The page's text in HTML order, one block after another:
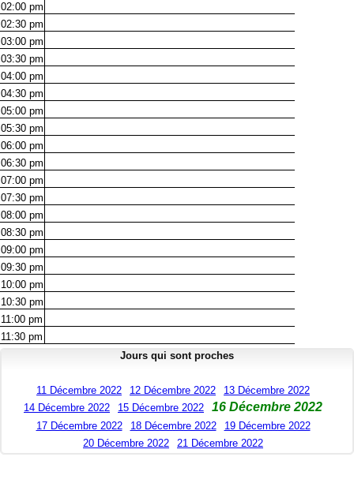
02:00 pm
02:30 pm
03:00 pm
03:30 pm
04:00 pm
04:30 pm
05:00 pm
05:30 pm
06:00 pm
06:30 pm
07:00 pm
07:30 pm
08:00 pm
08:30 pm
09:00 pm
09:30 pm
10:00 pm
10:30 pm
11:00 pm
11:30 pm
Jours qui sont proches
11 Décembre 2022 12 Décembre 2022
13 Décembre 2022
14 Décembre 2022
15 Décembre 2022 16 Décembre 2022
17 Décembre 2022 18 Décembre 2022
19 Décembre 2022
20 Décembre 2022
21 Décembre 2022